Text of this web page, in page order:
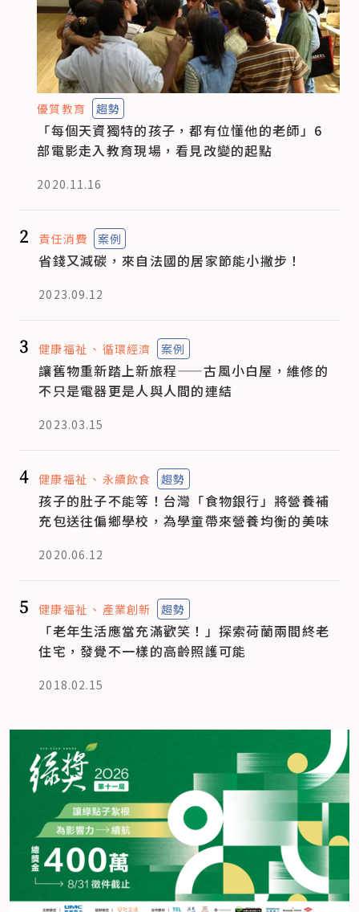
優質教育 趨勢
「每個天資獨特的孩子，都有位懂他的老師」6
部電影走入教育現場，看見改變的起點
2020.11.16
2 責任消費 案例
省錢又減碳，來自法國的居家節能小撇步！
2023.09.12
3 健康福祉 循環經濟 案例
讓舊物重新踏上新旅程——古風小白屋，維修的
不只是電器更是人與人間的連結
2023.03.15
4 健康福祉 永續飲食 趨勢
孩子的肚子不能等！台灣「食物銀行」將營養補
充包送往偏鄉學校，為學童帶來營養均衡的美味
2020.06.12
5 健康福祉 產業創新 趨勢
「老年生活應當充滿歡笑！」探索荷蘭兩間終老
住宅，發覺不一樣的高齡照護可能
2018.02.15